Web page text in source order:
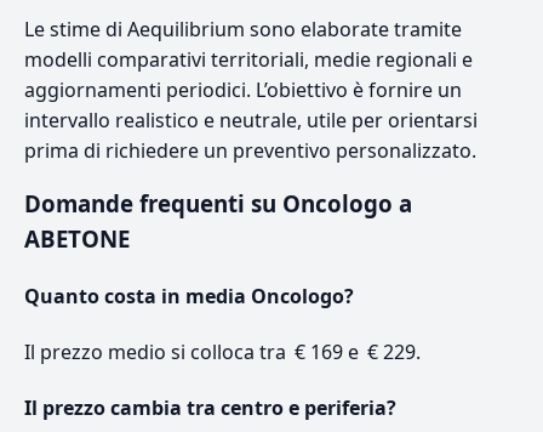
Le stime di Aequilibrium sono elaborate tramite
modelli comparativi territoriali, medie regionali e
aggiornamenti periodici. L’obiettivo è fornire un
intervallo realistico e neutrale, utile per orientarsi
prima di richiedere un preventivo personalizzato.
Domande frequenti su Oncologo a
ABETONE
Quanto costa in media Oncologo?
Il prezzo medio si colloca tra € 169 e € 229.
Il prezzo cambia tra centro e periferia?